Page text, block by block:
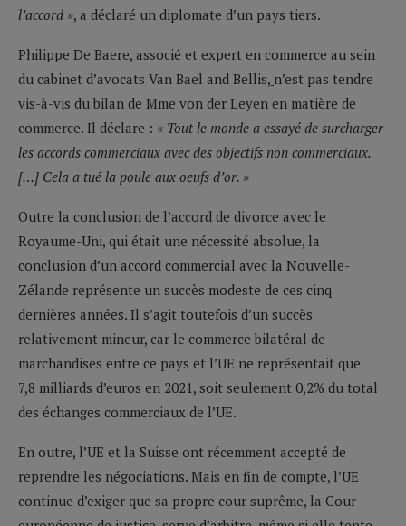
l’accord », a déclaré un diplomate d’un pays tiers.
Philippe De Baere, associé et expert en commerce au sein
du cabinet d’avocats Van Bael and Bellis, n’est pas tendre
vis-à-vis du bilan de Mme von der Leyen en matière de
commerce. Il déclare : « Tout le monde a essayé de surcharger
les accords commerciaux avec des objectifs non commerciaux.
[…] Cela a tué la poule aux oeufs d’or. »
Outre la conclusion de l’accord de divorce avec le
Royaume-Uni, qui était une nécessité absolue, la
conclusion d’un accord commercial avec la Nouvelle-
Zélande représente un succès modeste de ces cinq
dernières années. Il s’agit toutefois d’un succès
relativement mineur, car le commerce bilatéral de
marchandises entre ce pays et l’UE ne représentait que
7,8 milliards d’euros en 2021, soit seulement 0,2% du total
des échanges commerciaux de l’UE.
En outre, l’UE et la Suisse ont récemment accepté de
reprendre les négociations. Mais en fin de compte, l’UE
continue d’exiger que sa propre cour suprême, la Cour